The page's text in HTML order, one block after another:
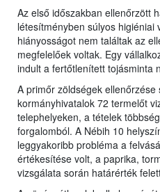
Az első időszakban ellenőrzött
létesítményben súlyos higiéniai
hiányosságot nem találtak az
megfelelőek voltak. Egy
indult a fertőtlenített tojásminta
A primőr zöldségek
kormányhivatalok 72 termelőt
telephelyeken, a tételek
forgalomból. A Nébih 10
leggyakoribb probléma a
értékesítése volt, a paprika,
vizsgálata során határérték